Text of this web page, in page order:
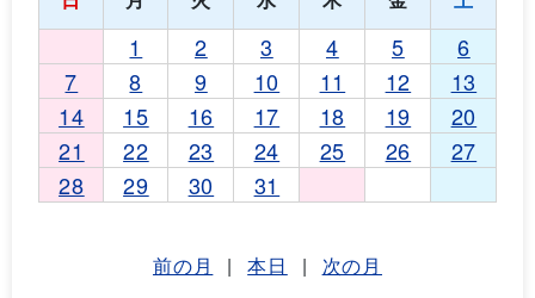
1 2 3 4 5
6
7
8 9 10 11 12
13
14
15 16 17 18 19
20
21
22 23 24 25 26
27
28
29 30 31
前の月 | 本日 | 次の月